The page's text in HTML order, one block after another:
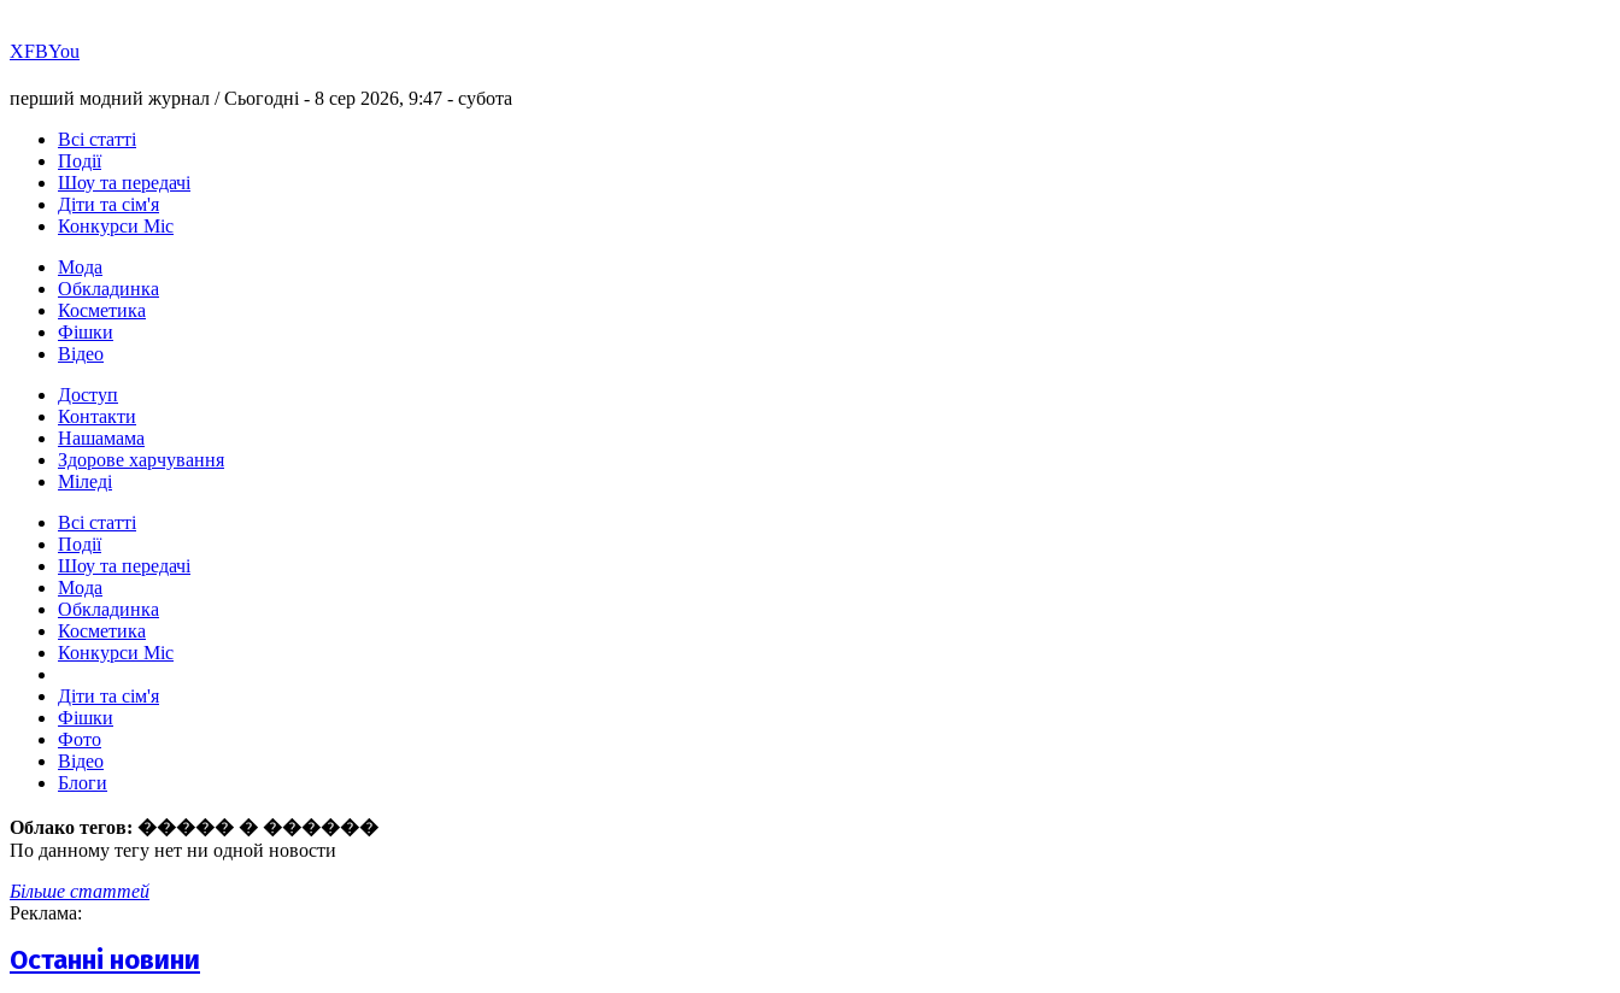
ХFBYou
перший модний журнал /Сьогодні - 8 сер 2026, 9:47 - субота
Всі статті
Події
Шоу та передачі
Діти та сім'я
Конкурси Міс
Мода
Обкладинка
Косметика
Фішки
Відео
Доступ
Контакти
Нашамама
Здорове харчування
Міледі
Всі статті
Події
Шоу та передачі
Мода
Обкладинка
Косметика
Конкурси Міс
Діти та сім'я
Фішки
Фото
Відео
Блоги
Облако тегов: ����� � ������
По данному тегу нет ни одной новости
Більше статтей
Реклама:
Останні новини